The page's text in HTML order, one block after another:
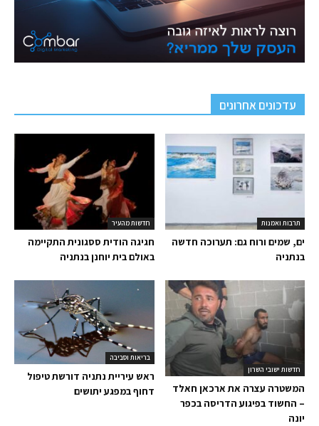
עדכונים אחרונים
חדשות מהעיר
חגיגה הודית ססגונית התקיימה
באולם בית יוחנן בנתניה
תרבות ואמנות
ים, שמים ורוח גם: תערוכה חדשה
בנתניה
בריאות וסביבה
ראש עיריית נתניה דורשת טיפול
דחוף במפגע יתושים
חדשות ישובי השרון
המשטרה עצרה את ארכאן חאלד
– החשוד בפיגוע הדריסה בכפר
יונה